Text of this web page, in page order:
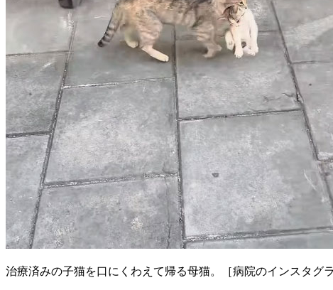
治療済みの子猫を口にくわえて帰る母猫。［病院のインスタグ